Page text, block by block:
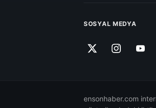
SOSYAL MEDYA
ensonhaber.com